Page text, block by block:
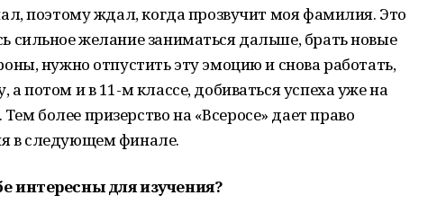
поэтому ждал, когда прозвучит моя фамилия. Это
сильное желание заниматься дальше, брать новые
нужно отпустить эту эмоцию и снова работать,
потом и в 11-м классе, добиваться успеха уже на
более призерство на «Всеросе» дает право
в следующем финале.
интересны для изучения?